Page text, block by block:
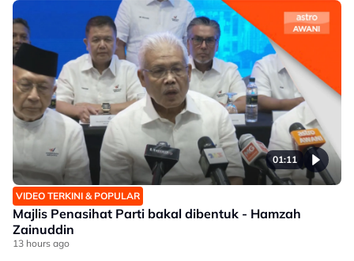
01:11
VIDEO TERKINI & POPULAR
Majlis Penasihat Parti bakal dibentuk - Hamzah
Zainuddin
13 hours ago